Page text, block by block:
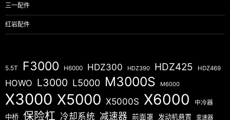
三一配件
红岩配件
5.5T F3000 H6000 HDZ300 HDZ390 HDZ425 HDZ469
HOWO L3000 L5000 M3000S M6000
X3000 X5000 X5000S X6000 中冷器
中桥 保险杠 冷却系统 减速器 前面罩 发动机悬置 变速器